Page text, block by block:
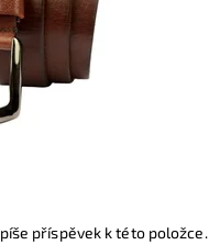
příspěvek k této položce.